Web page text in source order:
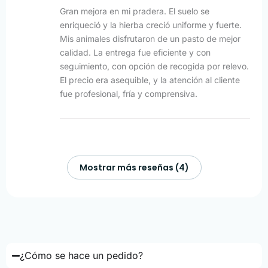
Gran mejora en mi pradera. El suelo se
enriqueció y la hierba creció uniforme y fuerte.
Mis animales disfrutaron de un pasto de mejor
calidad. La entrega fue eficiente y con
seguimiento, con opción de recogida por relevo.
El precio era asequible, y la atención al cliente
fue profesional, fría y comprensiva.
Mostrar más reseñas (4)
¿Cómo se hace un pedido?